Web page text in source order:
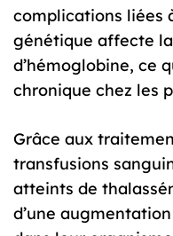
complications liées
génétique affecte
d’hémoglobine, ce
chronique chez les
Grâce aux
transfusions
atteints de
d’une